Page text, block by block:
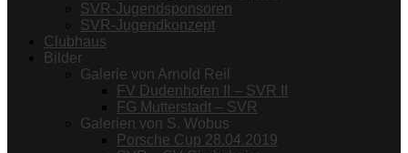
SVR-Jugendsponsoren
SVR-Jugendkonzept
Clubhaus
Bilder
Galerie von Arnold Reil
FV Dudenhofen II – SVR II
FG Mutterstadt – SVR
Galerien von S. Wobus
Porsche Cup 28.04.2019